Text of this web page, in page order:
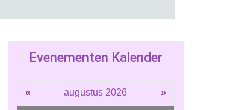
Evenementen Kalender
« augustus 2026 »